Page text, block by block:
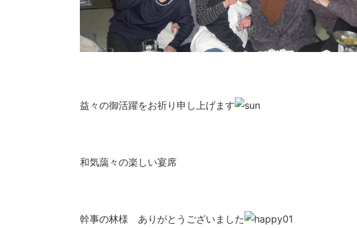
益々の御活躍をお祈り申し上げます
和気藹々の楽しい宴席
幹事の林様 ありがとうございました